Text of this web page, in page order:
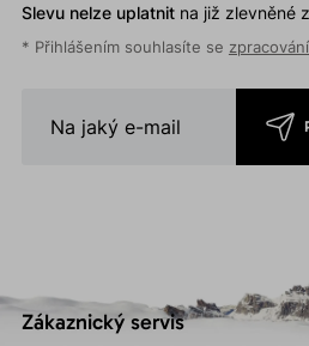
Slevu nelze uplatnitna již zlevněné
* Přihlášením souhlasíte se
Zákaznický servis